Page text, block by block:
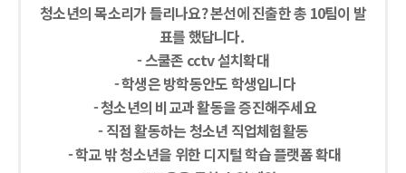
청소년의 목소리가 들리나요? 본선에 진출한 총 10팀이 발
표를 했답니다.
- 스쿨존 cctv 설치확대
- 학생은 방학동안도 학생입니다
- 청소년의 비교과 활동을 증진해주세요
- 직접 활동하는 청소년 직업체험활동
- 학교 밖 청소년을 위한 디지털 학습 플랫폼 확대